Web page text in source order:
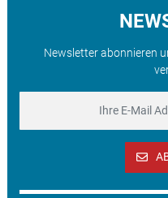
Newsletter abonnieren